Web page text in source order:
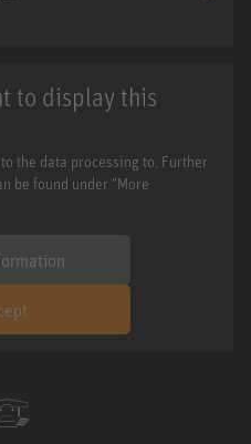
to display this
the data processing to. Further
be found under "More